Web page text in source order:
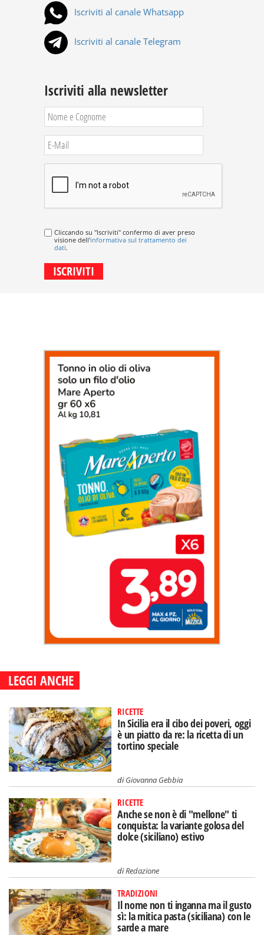
Iscriviti al canale Whatsapp
Iscriviti al canale Telegram
Iscriviti alla newsletter
Cliccando su "Iscriviti" confermo di aver preso
visione dell'informativa sul trattamento dei
dati.
LEGGI ANCHE
RICETTE
In Sicilia era il cibo dei poveri, oggi
è un piatto da re: la ricetta di un
tortino speciale
diGiovanna Gebbia
RICETTE
Anche se non è di "mellone" ti
conquista: la variante golosa del
dolce (siciliano) estivo
diRedazione
TRADIZIONI
Il nome non ti inganna ma il gusto
sì: la mitica pasta (siciliana) con le
sarde a mare